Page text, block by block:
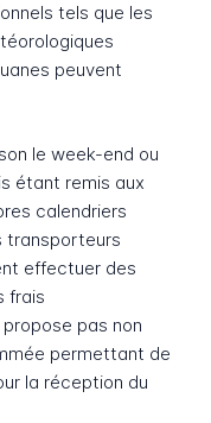
tels que les
peuvent
le week-end ou
étant remis aux
calendriers
transporteurs
effectuer des
frais
pas non
permettant de
la réception du